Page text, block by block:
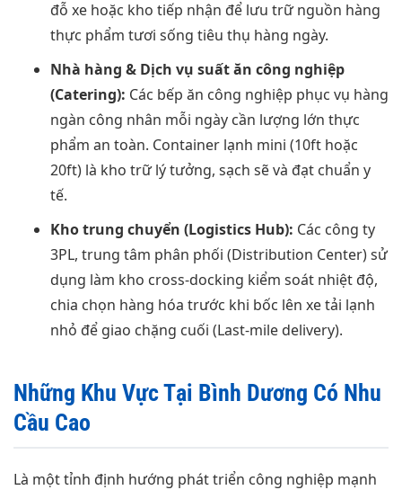
đỗ xe hoặc kho tiếp nhận để lưu trữ nguồn hàng
thực phẩm tươi sống tiêu thụ hàng ngày.
Nhà hàng & Dịch vụ suất ăn công nghiệp
(Catering): Các bếp ăn công nghiệp phục vụ hàng
ngàn công nhân mỗi ngày cần lượng lớn thực
phẩm an toàn. Container lạnh mini (10ft hoặc
20ft) là kho trữ lý tưởng, sạch sẽ và đạt chuẩn y
tế.
Kho trung chuyển (Logistics Hub): Các công ty
3PL, trung tâm phân phối (Distribution Center) sử
dụng làm kho cross-docking kiểm soát nhiệt độ,
chia chọn hàng hóa trước khi bốc lên xe tải lạnh
nhỏ để giao chặng cuối (Last-mile delivery).
Những Khu Vực Tại Bình Dương Có Nhu
Cầu Cao
Là một tỉnh định hướng phát triển công nghiệp mạnh